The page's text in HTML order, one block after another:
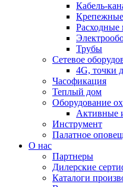
Кабель-
Расходные
Трубы
Сетевое
4G, точки
Часофикация
Теплый дом
Оборудование
Активные
Инструмент
Палатное
О нас
Партнеры
Дилерские
Каталоги